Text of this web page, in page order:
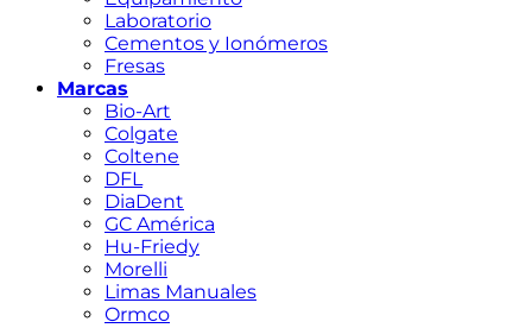
Laboratorio
Cementos y Ionómeros
Fresas
Marcas
Bio-Art
Colgate
Coltene
DFL
DiaDent
GC América
Hu-Friedy
Morelli
Limas Manuales
Ormco